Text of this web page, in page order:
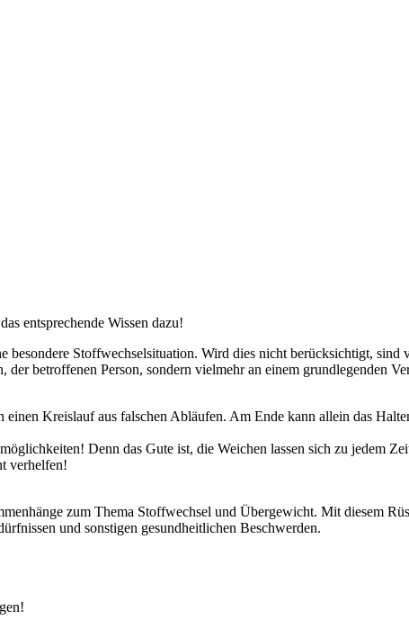
entsprechende Wissen dazu!
Stoffwechselsituation. Wird dies nicht berücksichtigt, sind
betroffenen Person, sondern vielmehr an einem grundlegenden
Kreislauf aus falschen Abläufen. Am Ende kann allein das
Denn das Gute ist, die Weichen lassen sich zu jedem
verhelfen!
zum Thema Stoffwechsel und Übergewicht. Mit diesem
und sonstigen gesundheitlichen Beschwerden.